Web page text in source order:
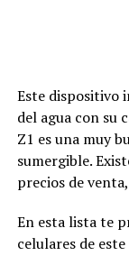
Este dispositivo
del agua con su
Z1 es una muy
sumergible.
precios de
En esta lista te
celulares de